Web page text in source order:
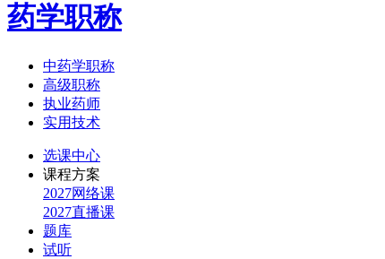
药学职称
中药学职称
高级职称
执业药师
实用技术
选课中心
课程方案
2027网络课
2027直播课
题库
试听